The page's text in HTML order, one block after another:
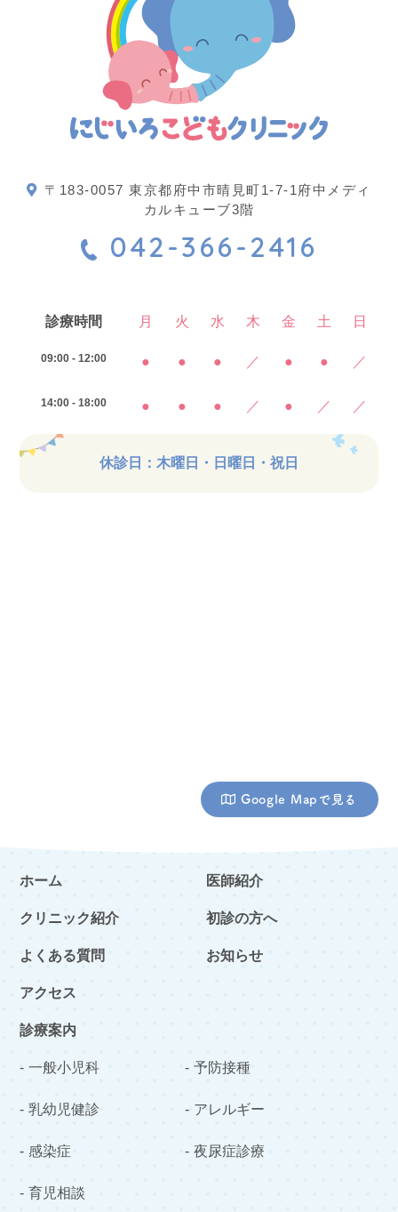
〒183-0057 東京都府中市晴見町1-7-1府中メディ
カルキューブ3階
042-366-2416
診療時間 月 火 水 木 金 土 日
09:00 - 12:00 ● ● ● ／ ● ● ／
14:00 - 18:00 ● ● ● ／ ● ／ ／
休診日：木曜日・日曜日・祝日
Google Mapで見る
ホーム 医師紹介
クリニック紹介 初診の方へ
よくある質問 お知らせ
アクセス
診療案内
一般小児科 予防接種
乳幼児健診 アレルギー
感染症 夜尿症診療
育児相談